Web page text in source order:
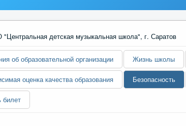
об образовательной организации Жизнь школы
оценка качества образования Безопасность
билет